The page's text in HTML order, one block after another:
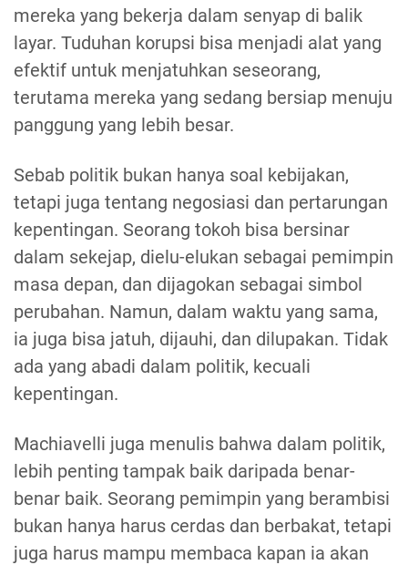
mereka yang bekerja dalam senyap di balik
layar. Tuduhan korupsi bisa menjadi alat yang
efektif untuk menjatuhkan seseorang,
terutama mereka yang sedang bersiap menuju
panggung yang lebih besar.
Sebab politik bukan hanya soal kebijakan,
tetapi juga tentang negosiasi dan pertarungan
kepentingan. Seorang tokoh bisa bersinar
dalam sekejap, dielu-elukan sebagai pemimpin
masa depan, dan dijagokan sebagai simbol
perubahan. Namun, dalam waktu yang sama,
ia juga bisa jatuh, dijauhi, dan dilupakan. Tidak
ada yang abadi dalam politik, kecuali
kepentingan.
Machiavelli juga menulis bahwa dalam politik,
lebih penting tampak baik daripada benar-
benar baik. Seorang pemimpin yang berambisi
bukan hanya harus cerdas dan berbakat, tetapi
juga harus mampu membaca kapan ia akan